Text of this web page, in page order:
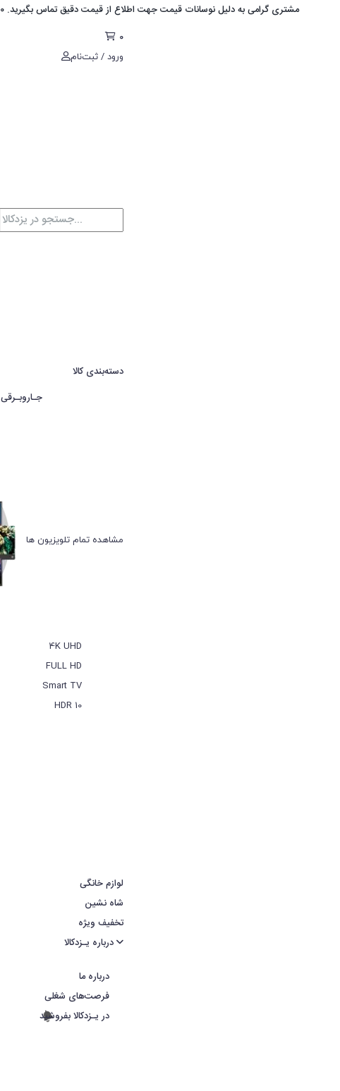
گرامی به دلیل نوسانات قیمت جهت اطلاع از قیمت دقیق تماس بگیرید. 03536298000
0
ورود / ثبت‌نام
دسته‌بندی کالا
جـاروبـرقی
مشاهده تمام تلویزیون ها
4K UHD
FULL HD
Smart TV
HDR 10
لوازم خانگی
شاه نشین
تخفیف ویژه
درباره ما
فرصت‌های شغلی
در یـزدکالا بفروشید